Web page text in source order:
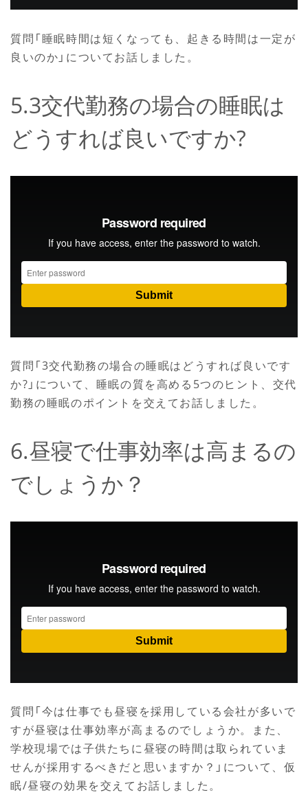
質問「睡眠時間は短くなっても、起きる時間は一定が
良いのか」についてお話しました。
5.3交代勤務の場合の睡眠は
どうすれば良いですか?
質問「3交代勤務の場合の睡眠はどうすれば良いです
か?」について、睡眠の質を高める5つのヒント、交代
勤務の睡眠のポイントを交えてお話しました。
6.昼寝で仕事効率は高まるの
でしょうか？
質問「今は仕事でも昼寝を採用している会社が多いで
すが昼寝は仕事効率が高まるのでしょうか。また、
学校現場では子供たちに昼寝の時間は取られていま
せんが採用するべきだと思いますか？」について、仮
眠/昼寝の効果を交えてお話しました。